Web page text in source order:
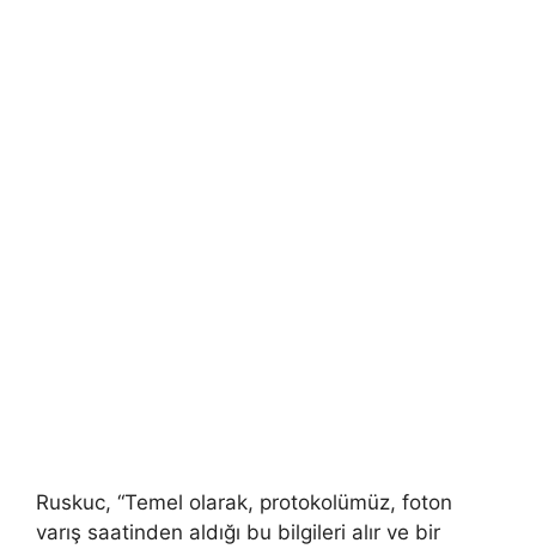
Ruskuc, “Temel olarak, protokolümüz, foton
varış saatinden aldığı bu bilgileri alır ve bir